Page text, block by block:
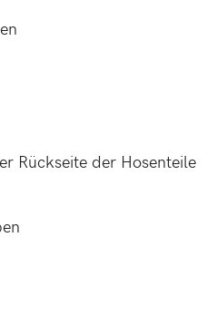
Rückseite der Hosenteile